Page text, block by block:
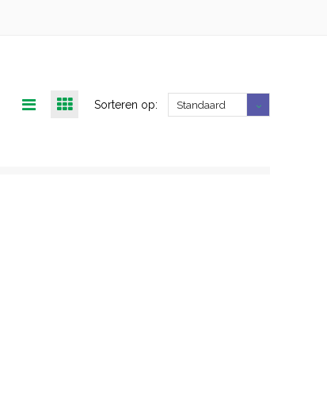
Sorteren op: Standaard